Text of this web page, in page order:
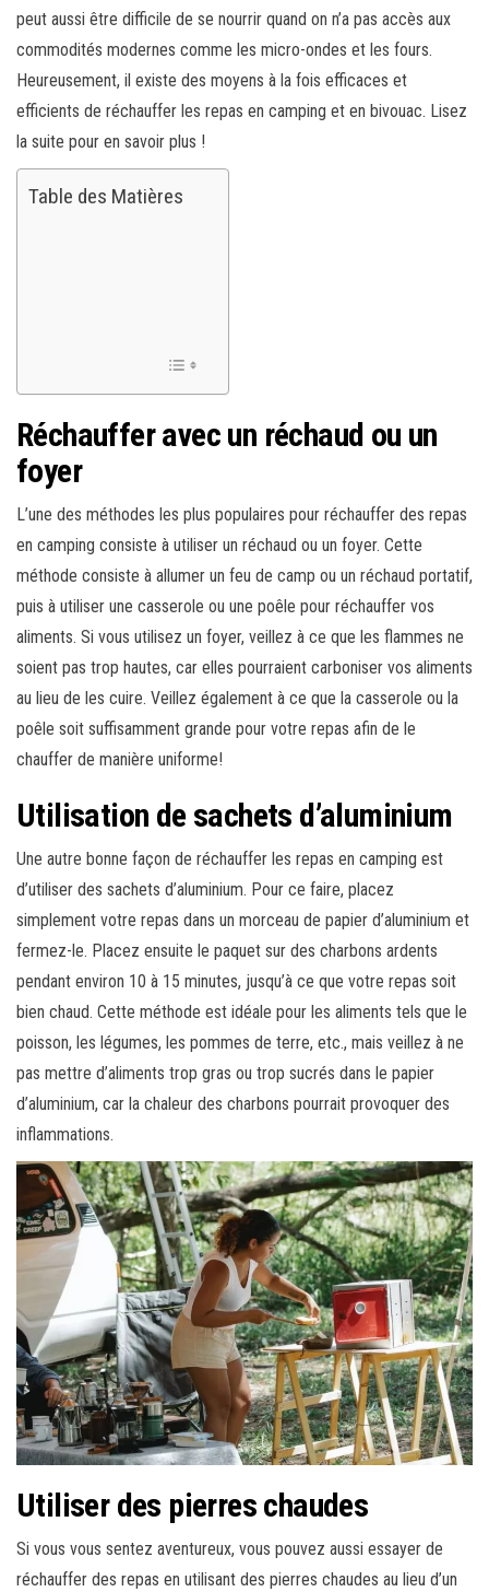
peut aussi être difficile de se nourrir quand on n’a pas accès aux
commodités modernes comme les micro-ondes et les fours.
Heureusement, il existe des moyens à la fois efficaces et
efficients de réchauffer les repas en camping et en bivouac. Lisez
la suite pour en savoir plus !
Table des Matières
Réchauffer avec un réchaud ou un
foyer
L’une des méthodes les plus populaires pour réchauffer des repas
en camping consiste à utiliser un réchaud ou un foyer. Cette
méthode consiste à allumer un feu de camp ou un réchaud portatif,
puis à utiliser une casserole ou une poêle pour réchauffer vos
aliments. Si vous utilisez un foyer, veillez à ce que les flammes ne
soient pas trop hautes, car elles pourraient carboniser vos aliments
au lieu de les cuire. Veillez également à ce que la casserole ou la
poêle soit suffisamment grande pour votre repas afin de le
chauffer de manière uniforme!
Utilisation de sachets d’aluminium
Une autre bonne façon de réchauffer les repas en camping est
d’utiliser des sachets d’aluminium. Pour ce faire, placez
simplement votre repas dans un morceau de papier d’aluminium et
fermez-le. Placez ensuite le paquet sur des charbons ardents
pendant environ 10 à 15 minutes, jusqu’à ce que votre repas soit
bien chaud. Cette méthode est idéale pour les aliments tels que le
poisson, les légumes, les pommes de terre, etc., mais veillez à ne
pas mettre d’aliments trop gras ou trop sucrés dans le papier
d’aluminium, car la chaleur des charbons pourrait provoquer des
inflammations.
Utiliser des pierres chaudes
Si vous vous sentez aventureux, vous pouvez aussi essayer de
réchauffer des repas en utilisant des pierres chaudes au lieu d’un